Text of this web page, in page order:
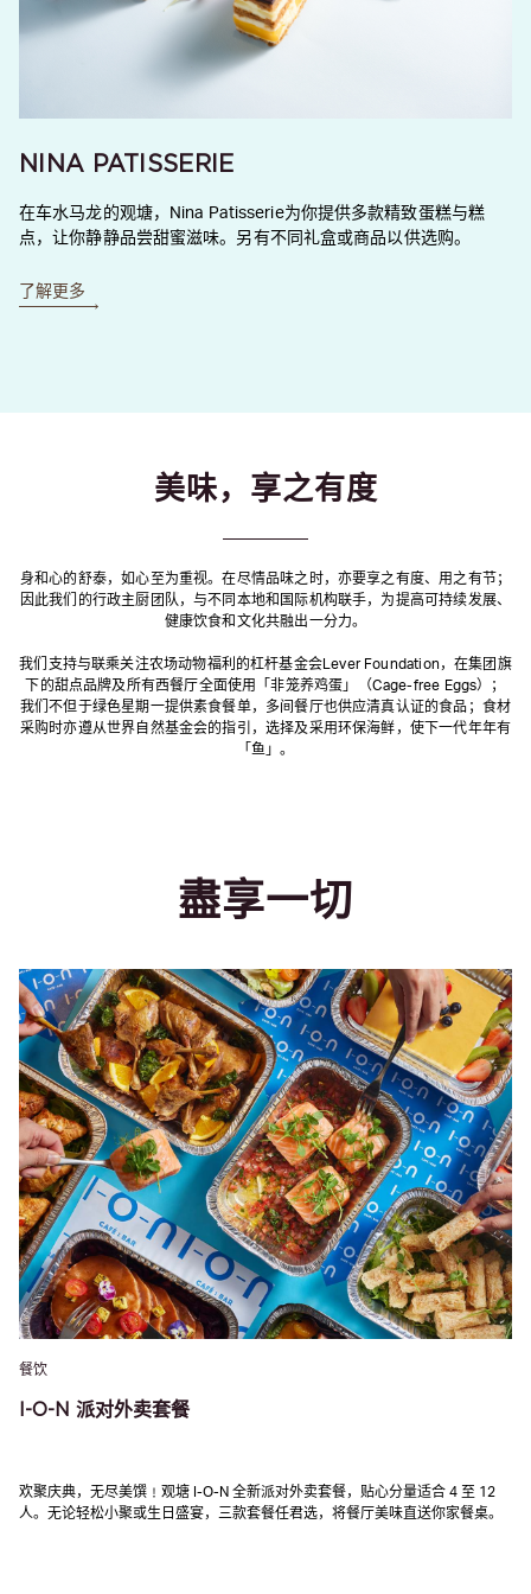
NINA PATISSERIE
在车水马龙的观塘，Nina Patisserie为你提供多款精致蛋糕与糕
点，让你静静品尝甜蜜滋味。另有不同礼盒或商品以供选购。
了解更多
美味，享之有度
身和心的舒泰，如心至为重视。在尽情品味之时，亦要享之有度、用之有节；
因此我们的行政主厨团队，与不同本地和国际机构联手，为提高可持续发展、
健康饮食和文化共融出一分力。
我们支持与联乘关注农场动物福利的杠杆基金会Lever Foundation，在集团旗
下的甜点品牌及所有西餐厅全面使用「非笼养鸡蛋」（Cage-free Eggs）；
我们不但于绿色星期一提供素食餐单，多间餐厅也供应清真认证的食品；食材
采购时亦遵从世界自然基金会的指引，选择及采用环保海鲜，使下一代年年有
「鱼」。
盡享一切
餐饮
I-O-N 派对外卖套餐
欢聚庆典，无尽美馔﹗观塘 I-O-N 全新派对外卖套餐，贴心分量适合 4 至 12
人。无论轻松小聚或生日盛宴，三款套餐任君选，将餐厅美味直送你家餐桌。